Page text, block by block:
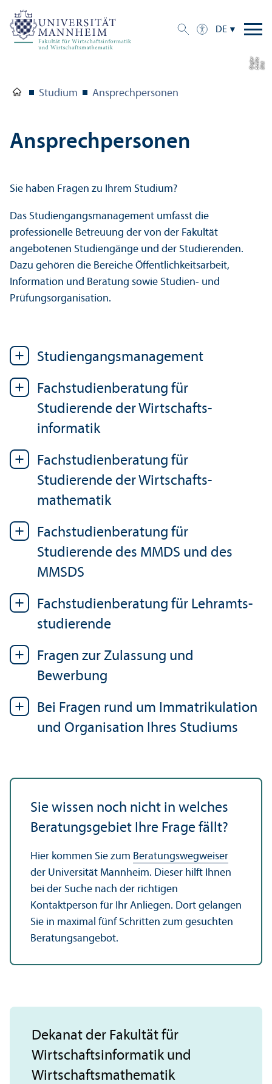
DE
Bil
d:
E
mili
eO
r
gl
e
r
Studium Ansprechpersonen
Ansprechpersonen
Sie haben Fragen zu Ihrem Studium?
Das Studien­gangs­management umfasst die
professionelle Betreuung der von der Fakultät
angebotenen Studien­gänge und der Studierenden.
Dazu gehören die Bereiche Öffentlichkeits­arbeit,
Information und Beratung sowie Studien- und
Prüfungs­organisation.
Studien­gangs­management
Fach­studien­beratung für
Studierende der Wirtschafts­
informatik
Fach­studien­beratung für
Studierende der Wirtschafts­
mathematik
Fach­studien­beratung für
Studierende des MMDS und des
MMSDS
Fach­studien­beratung für Lehr­amts­
studierende
Fragen zur Zulassung und
Bewerbung
Bei Fragen rund um Immatrikulation
und Organisation Ihres Studiums
Sie wissen noch nicht in welches
Beratungs­gebiet Ihre Frage fällt?
Hier kommen Sie zum Beratungs­wegweiser
der Universität Mannheim. Dieser hilft Ihnen
bei der Suche nach der richtigen
Kontaktperson für Ihr Anliegen. Dort gelangen
Sie in maximal fünf Schritten zum gesuchten
Beratungs­angebot.
Dekanat der Fakultät für
Wirtschafts­informatik und
Wirtschafts­mathematik